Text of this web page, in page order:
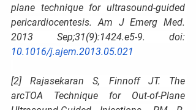
plane technique for ultrasound-guided
pericardiocentesis. Am J Emerg Med.
10.1016/j.ajem.2013.05.021
[2] Rajasekaran S, Finnoff JT. The
arcTOA Technique for Out-of-Plane